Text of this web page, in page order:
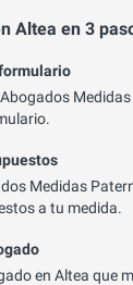
Altea en 3
Medidas
a tu medida.
en Altea que